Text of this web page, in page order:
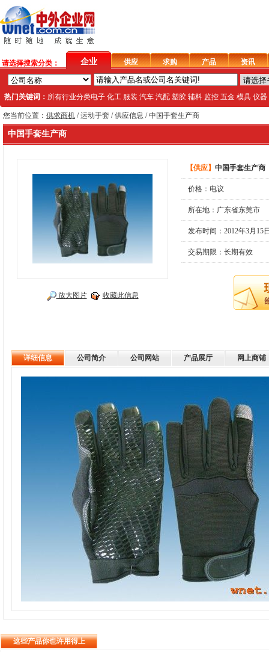
请选择搜索分类： 企业 供应 求购 产品 资讯
热门关键词： 所有行业分类电子 化工 服装 汽车 汽配 塑胶 辅料 监控 五金 模具 仪器
您当前位置： 供求商机 /运动手套 / 供应信息 / 中国手套生产商
中国手套生产商
放大图片 收藏此信息
【供应】 中国手套生产商
价格：电议
所在地：广东省东莞市
发布时间：2012年3月15
交易期限：长期有效
详细信息 公司简介 公司网站 产品展厅 网上商铺
这些产品你也许用得上